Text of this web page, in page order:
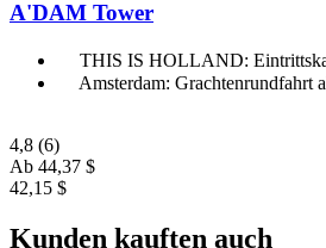
A'DAM Tower
THIS IS HOLLAND:
Amsterdam:
4,8 (6)
Ab 44,37 $
42,15 $
Kunden kauften auch